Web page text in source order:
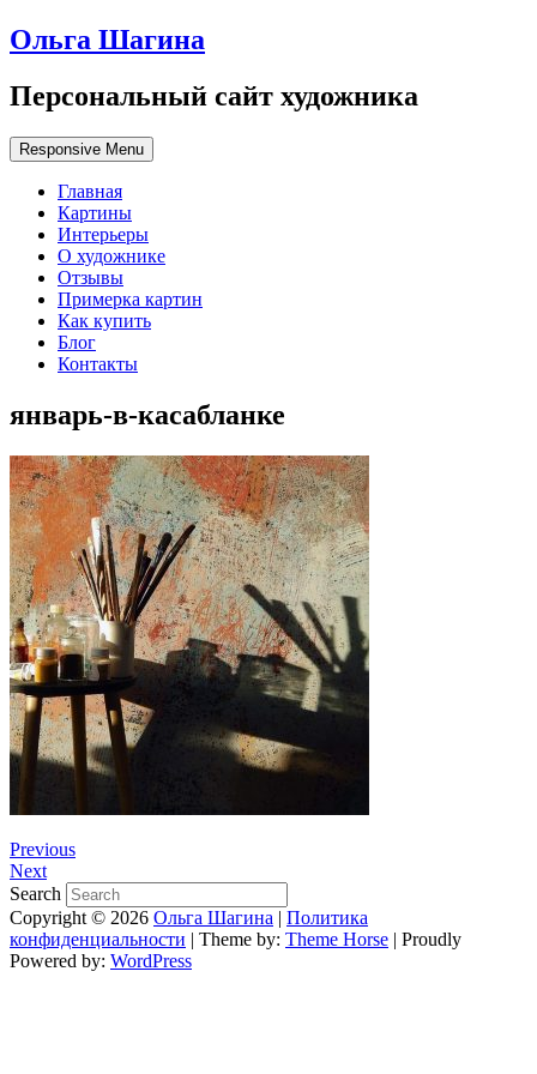
Ольга Шагина
Персональный сайт художника
Responsive Menu
Главная
Картины
Интерьеры
О художнике
Отзывы
Примерка картин
Как купить
Блог
Контакты
январь-в-касабланке
Previous
Next
Search
Copyright © 2026 Ольга Шагина | Политика
конфиденциальности | Theme by: Theme Horse | Proudly
Powered by: WordPress